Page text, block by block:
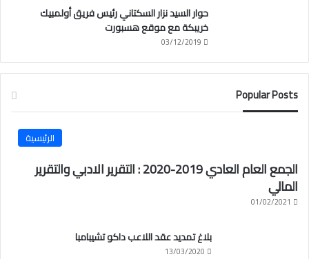
حوار السيد نزار السكتاني رئيس فريق أولمبيك
خريبكة مع موقع هسبورت
03/12/2019
Popular Posts
الرئيسية
الجمع العام العادي 2019-2020 : التقرير الادبي والتقرير
المالي
01/02/2021
بلاغ تمديد عقد اللاعب داكو تشيبامبا
13/03/2020